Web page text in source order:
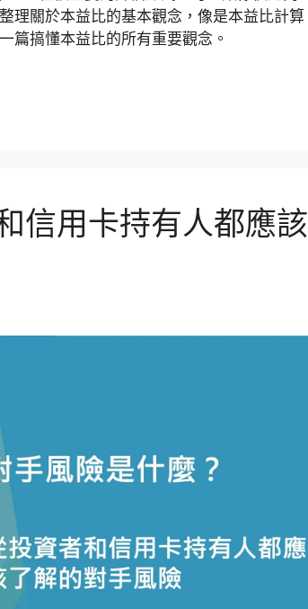
理關於本益比的基本觀念，像是本益比計算
篇搞懂本益比的所有重要觀念。
信用卡持有人都應該